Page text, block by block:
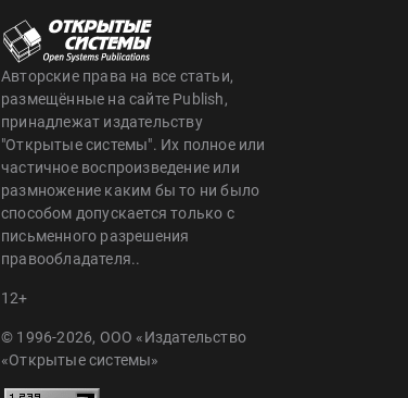
Авторские права на все статьи,
размещённые на сайте Publish,
принадлежат издательству
"Открытые системы". Их полное или
частичное воспроизведение или
размножение каким бы то ни было
способом допускается только с
письменного разрешения
правообладателя..
12+
© 1996-2026, ООО «Издательство
«Открытые системы»